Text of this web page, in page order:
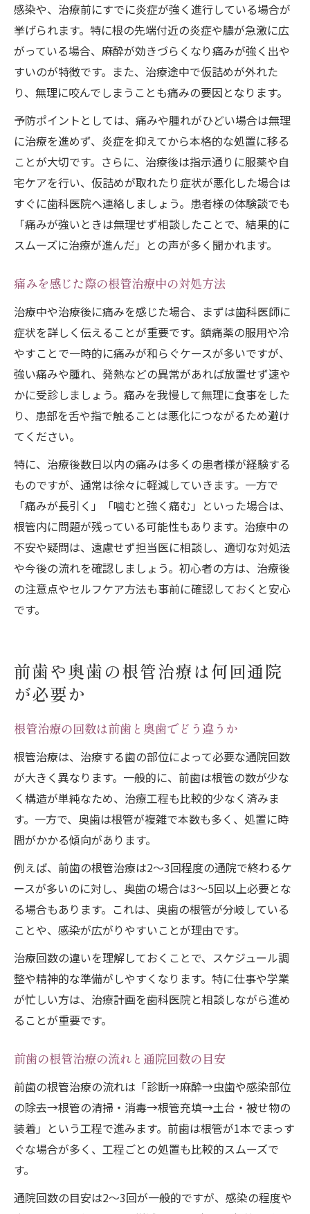
感染や、治療前にすでに炎症が強く進行している場合が
挙げられます。特に根の先端付近の炎症や膿が急激に広
がっている場合、麻酔が効きづらくなり痛みが強く出や
すいのが特徴です。また、治療途中で仮詰めが外れた
り、無理に咬んでしまうことも痛みの要因となります。
予防ポイントとしては、痛みや腫れがひどい場合は無理
に治療を進めず、炎症を抑えてから本格的な処置に移る
ことが大切です。さらに、治療後は指示通りに服薬や自
宅ケアを行い、仮詰めが取れたり症状が悪化した場合は
すぐに歯科医院へ連絡しましょう。患者様の体験談でも
「痛みが強いときは無理せず相談したことで、結果的に
スムーズに治療が進んだ」との声が多く聞かれます。
痛みを感じた際の根管治療中の対処方法
治療中や治療後に痛みを感じた場合、まずは歯科医師に
症状を詳しく伝えることが重要です。鎮痛薬の服用や冷
やすことで一時的に痛みが和らぐケースが多いですが、
強い痛みや腫れ、発熱などの異常があれば放置せず速や
かに受診しましょう。痛みを我慢して無理に食事をした
り、患部を舌や指で触ることは悪化につながるため避け
てください。
特に、治療後数日以内の痛みは多くの患者様が経験する
ものですが、通常は徐々に軽減していきます。一方で
「痛みが長引く」「噛むと強く痛む」といった場合は、
根管内に問題が残っている可能性もあります。治療中の
不安や疑問は、遠慮せず担当医に相談し、適切な対処法
や今後の流れを確認しましょう。初心者の方は、治療後
の注意点やセルフケア方法も事前に確認しておくと安心
です。
前歯や奥歯の根管治療は何回通院
が必要か
根管治療の回数は前歯と奥歯でどう違うか
根管治療は、治療する歯の部位によって必要な通院回数
が大きく異なります。一般的に、前歯は根管の数が少な
く構造が単純なため、治療工程も比較的少なく済みま
す。一方で、奥歯は根管が複雑で本数も多く、処置に時
間がかかる傾向があります。
例えば、前歯の根管治療は2〜3回程度の通院で終わるケ
ースが多いのに対し、奥歯の場合は3〜5回以上必要とな
る場合もあります。これは、奥歯の根管が分岐している
ことや、感染が広がりやすいことが理由です。
治療回数の違いを理解しておくことで、スケジュール調
整や精神的な準備がしやすくなります。特に仕事や学業
が忙しい方は、治療計画を歯科医院と相談しながら進め
ることが重要です。
前歯の根管治療の流れと通院回数の目安
前歯の根管治療の流れは「診断→麻酔→虫歯や感染部位
の除去→根管の清掃・消毒→根管充填→土台・被せ物の
装着」という工程で進みます。前歯は根管が1本でまっす
ぐな場合が多く、工程ごとの処置も比較的スムーズで
す。
通院回数の目安は2〜3回が一般的ですが、感染の程度や